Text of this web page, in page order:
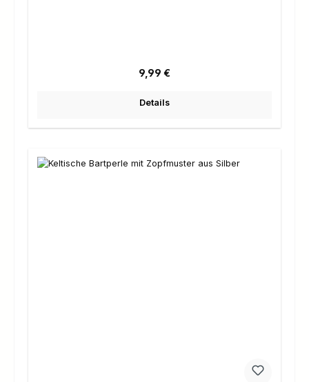
Regulärer Preis:
9,99 €
Details